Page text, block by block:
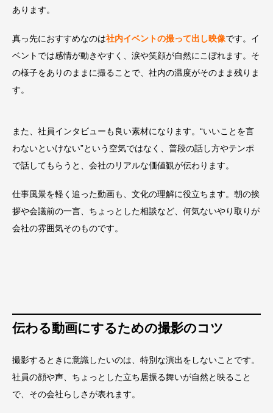
あります。
真っ先におすすめなのは社内イベントの撮って出し映像です。イ
ベントでは感情が動きやすく、涙や笑顔が自然にこぼれます。そ
の様子をありのままに撮ることで、社内の温度がそのまま残りま
す。
また、社員インタビューも良い素材になります。“いいことを言
わないといけない”という空気ではなく、普段の話し方やテンポ
で話してもらうと、会社のリアルな価値観が伝わります。
仕事風景を軽く追った動画も、文化の理解に役立ちます。朝の挨
拶や会議前の一言、ちょっとした相談など、何気ないやり取りが
会社の雰囲気そのものです。
伝わる動画にするための撮影のコツ
撮影するときに意識したいのは、特別な演出をしないことです。
社員の顔や声、ちょっとした立ち居振る舞いが自然と映ること
で、その会社らしさが表れます。